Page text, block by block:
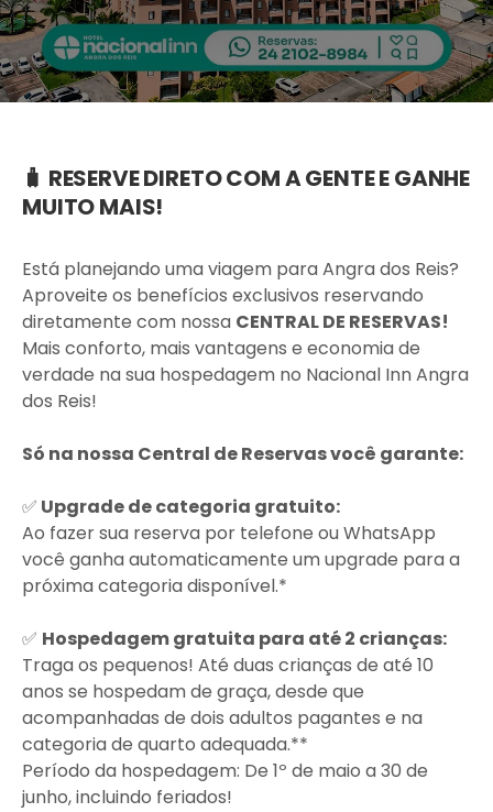
🧳 RESERVE DIRETO COM A GENTE E GANHE
MUITO MAIS!
Está planejando uma viagem para Angra dos Reis?
Aproveite os benefícios exclusivos reservando
diretamente com nossa CENTRAL DE RESERVAS!
Mais conforto, mais vantagens e economia de
verdade na sua hospedagem no Nacional Inn Angra
dos Reis!
Só na nossa Central de Reservas você garante:
✅ Upgrade de categoria gratuito:
Ao fazer sua reserva por telefone ou WhatsApp
você ganha automaticamente um upgrade para a
próxima categoria disponível.*
✅ Hospedagem gratuita para até 2 crianças:
Traga os pequenos! Até duas crianças de até 10
anos se hospedam de graça, desde que
acompanhadas de dois adultos pagantes e na
categoria de quarto adequada.**
Período da hospedagem: De 1º de maio a 30 de
junho, incluindo feriados!